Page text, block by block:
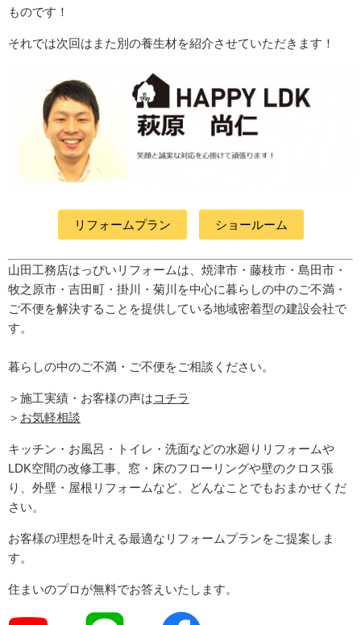
ものです！
それでは次回はまた別の養生材を紹介させていただきます！
リフォームプラン ショールーム
山田工務店はっぴいリフォームは、焼津市・藤枝市・島田市・
牧之原市・吉田町 ・掛川・菊川 を中心に暮らしの中のご不満・
ご不便を解決することを提供している地域密着型の建設会社で
す。
暮らしの中のご不満・ご不便をご相談ください。
＞施工実績・お客様の声はコチラ
＞ お気軽相談
キッチン・お風呂・トイレ・洗面などの水廻りリフォームや
LDK空間の改修工事、窓・床のフローリングや壁のクロス張
り、外壁・屋根リフォームなど、どんなことでもおまかせくだ
さい。
お客様の理想を叶える最適なリフォームプランをご提案しま
す。
住まいのプロが無料でお答えいたします。